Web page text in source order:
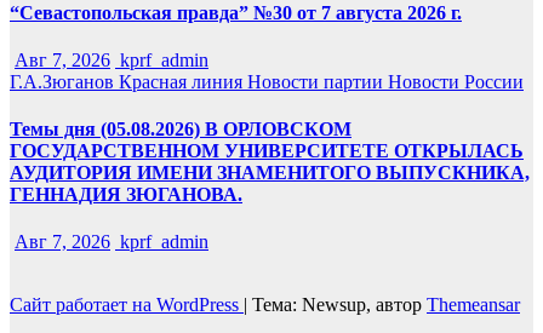
“Севастопольская правда” №30 от 7 августа 2026 г.
Авг 7, 2026 kprf_admin
Г.А.Зюганов Красная линия Новости партии Новости России
Темы дня (05.08.2026) В ОРЛОВСКОМ
ГОСУДАРСТВЕННОМ УНИВЕРСИТЕТЕ ОТКРЫЛАСЬ
АУДИТОРИЯ ИМЕНИ ЗНАМЕНИТОГО ВЫПУСКНИКА,
ГЕННАДИЯ ЗЮГАНОВА.
Авг 7, 2026 kprf_admin
Сайт работает на WordPress Тема: Newsup, автор Themeansar